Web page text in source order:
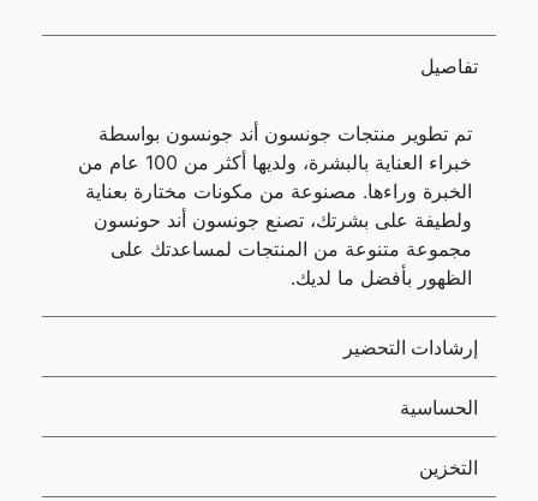
تفاصيل
تم تطوير منتجات جونسون أند جونسون بواسطة
خبراء العناية بالبشرة، ولديها أكثر من 100 عام من
الخبرة وراءها. مصنوعة من مكونات مختارة بعناية
ولطيفة على بشرتك، تصنع جونسون أند حونسون
مجموعة متنوعة من المنتجات لمساعدتك على
الظهور بأفضل ما لديك.
إرشادات التحضير
الحساسية
التخزين